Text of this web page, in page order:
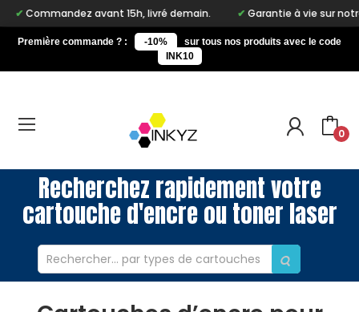
avant 15h, livré demain. Garantie à vie sur notre
Première commande ? : -10%
sur tous nos produits avec le code
INK10
0
Recherchez rapidement votre
cartouche d'encre ou toner laser